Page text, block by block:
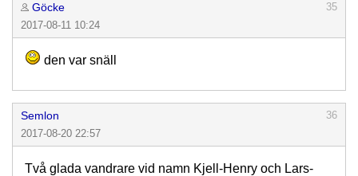
Göcke
35
2017-08-11 10:24
den var snäll
Semlon
36
2017-08-20 22:57
Två glada vandrare vid namn Kjell-Henry och Lars-